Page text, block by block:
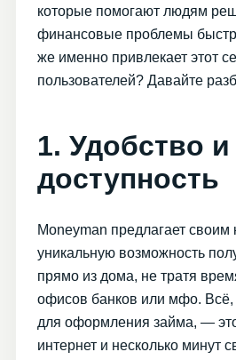
которые помогают людям
финансовые проблемы
же именно привлекает этот
пользователей? Давайте
1. Удобство и
доступность
Moneyman предлагает своим
уникальную возможность
прямо из дома, не тратя
офисов банков или мфо. Всё,
для оформления займа, —
интернет и несколько минут